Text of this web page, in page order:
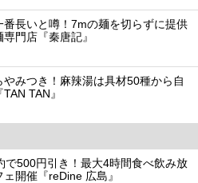
番長いと噂！7mの麺を切らずに提供
門店『秦唐記』
みつき！麻辣湯は具材50種から自
TAN』
で500円引き！最大4時間食べ飲み放
開催『reDine 広島』